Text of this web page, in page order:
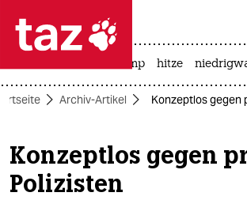
 taz zahl ich
taz zahl ich
themen
politik
usa unter trump hitze
Archiv-Artikel Konzeptlos gegen
Konzeptlos gegen
Polizisten